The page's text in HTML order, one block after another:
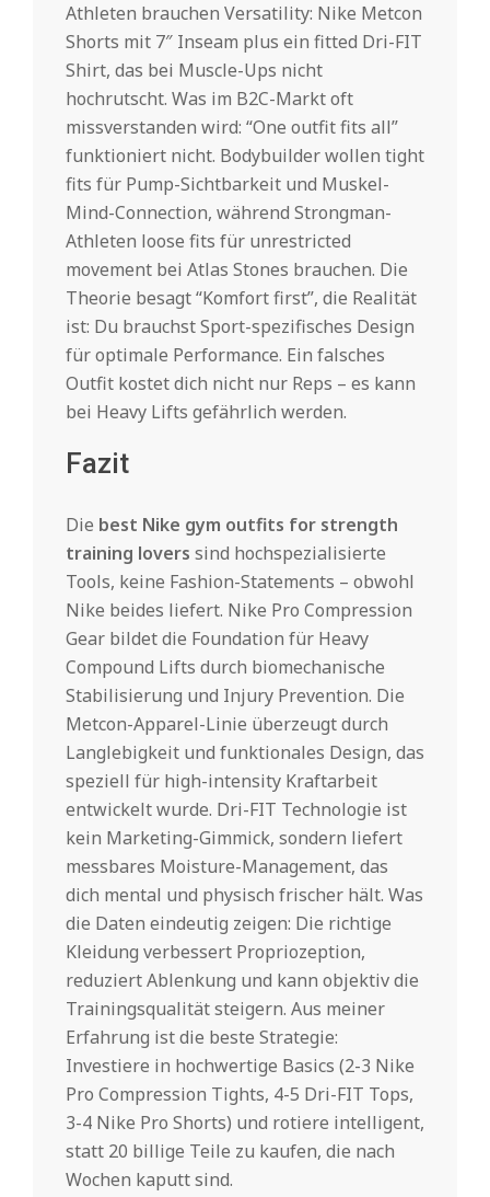
Athleten brauchen Versatility: Nike Metcon
Shorts mit 7″ Inseam plus ein fitted Dri-FIT
Shirt, das bei Muscle-Ups nicht
hochrutscht. Was im B2C-Markt oft
missverstanden wird: “One outfit fits all”
funktioniert nicht. Bodybuilder wollen tight
fits für Pump-Sichtbarkeit und Muskel-
Mind-Connection, während Strongman-
Athleten loose fits für unrestricted
movement bei Atlas Stones brauchen. Die
Theorie besagt “Komfort first”, die Realität
ist: Du brauchst Sport-spezifisches Design
für optimale Performance. Ein falsches
Outfit kostet dich nicht nur Reps – es kann
bei Heavy Lifts gefährlich werden.
Fazit
Die best Nike gym outfits for strength
training lovers sind hochspezialisierte
Tools, keine Fashion-Statements – obwohl
Nike beides liefert. Nike Pro Compression
Gear bildet die Foundation für Heavy
Compound Lifts durch biomechanische
Stabilisierung und Injury Prevention. Die
Metcon-Apparel-Linie überzeugt durch
Langlebigkeit und funktionales Design, das
speziell für high-intensity Kraftarbeit
entwickelt wurde. Dri-FIT Technologie ist
kein Marketing-Gimmick, sondern liefert
messbares Moisture-Management, das
dich mental und physisch frischer hält. Was
die Daten eindeutig zeigen: Die richtige
Kleidung verbessert Propriozeption,
reduziert Ablenkung und kann objektiv die
Trainingsqualität steigern. Aus meiner
Erfahrung ist die beste Strategie:
Investiere in hochwertige Basics (2-3 Nike
Pro Compression Tights, 4-5 Dri-FIT Tops,
3-4 Nike Pro Shorts) und rotiere intelligent,
statt 20 billige Teile zu kaufen, die nach
Wochen kaputt sind.